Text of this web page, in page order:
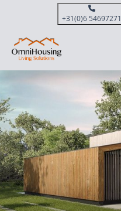
+31(0)6 54697271